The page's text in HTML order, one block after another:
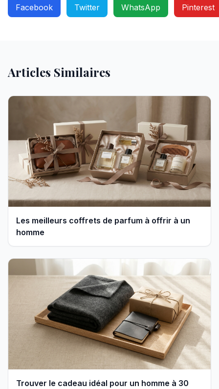
Facebook Twitter WhatsApp Pinterest
Articles Similaires
Les meilleurs coffrets de parfum à offrir à un
homme
Trouver le cadeau idéal pour un homme à 30